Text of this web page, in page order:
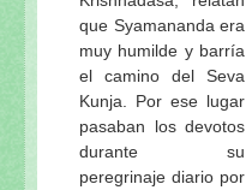
que Syamananda era
muy humilde y barría
el camino del Seva
Kunja. Por ese lugar
pasaban los devotos
durante su
peregrinaje diario por